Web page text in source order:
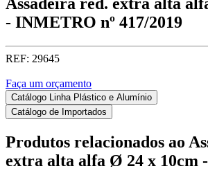
- INMETRO nº 417/2019
REF: 29645
Faça um orçamento
Catálogo Linha Plástico e Alumínio
Catálogo de Importados
Produtos relacionados ao
extra alta alfa Ø 24 x 10cm